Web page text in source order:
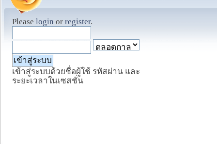
Please login or register.
เข้าสู่ระบบด้วยชื่อผู้ใช้ รหัสผ่าน และ
ระยะเวลาในเซสชั่น